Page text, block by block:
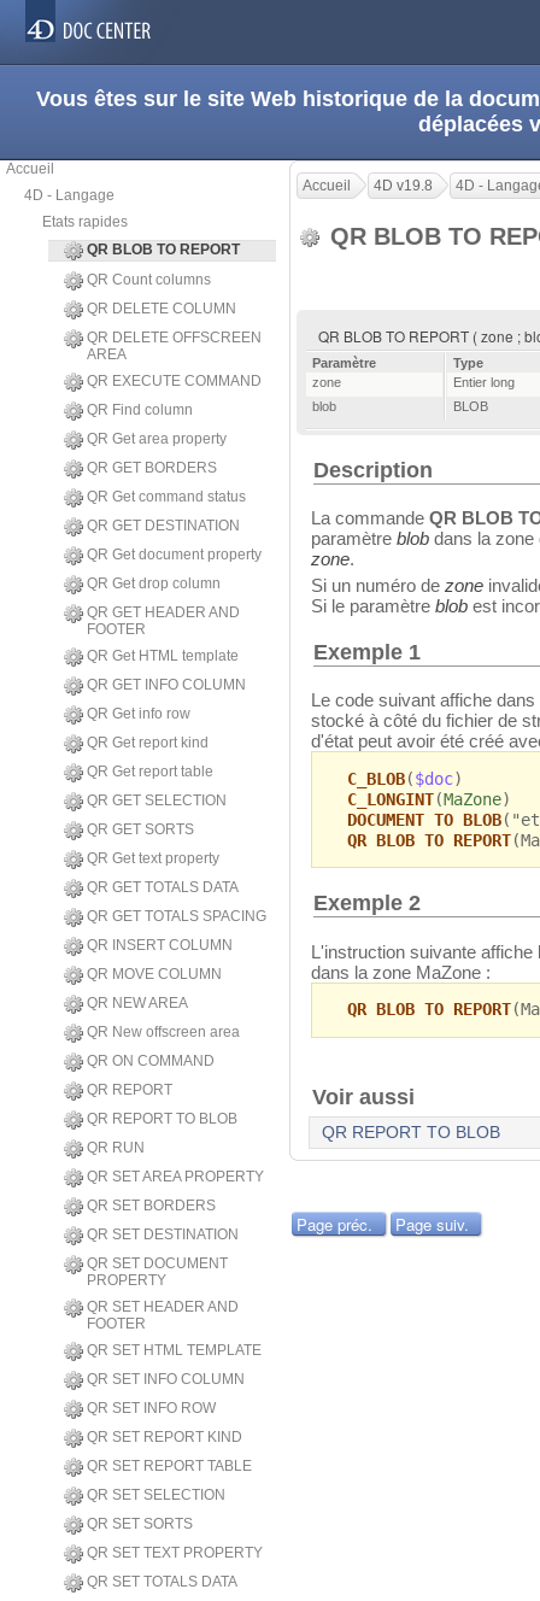
Vous êtes sur le site Web historique de la
déplacées
Accueil
4D - Langage
Etats rapides
QR BLOB TO REPORT
QR Count columns
QR DELETE COLUMN
QR DELETE OFFSCREEN
AREA
QR EXECUTE COMMAND
QR Find column
QR Get area property
QR GET BORDERS
QR Get command status
QR GET DESTINATION
QR Get document property
QR Get drop column
QR GET HEADER AND
FOOTER
QR Get HTML template
QR GET INFO COLUMN
QR Get info row
QR Get report kind
QR Get report table
QR GET SELECTION
QR GET SORTS
QR Get text property
QR GET TOTALS DATA
QR GET TOTALS SPACING
QR INSERT COLUMN
QR MOVE COLUMN
QR NEW AREA
QR New offscreen area
QR ON COMMAND
QR REPORT
QR REPORT TO BLOB
QR RUN
QR SET AREA PROPERTY
QR SET BORDERS
QR SET DESTINATION
QR SET DOCUMENT
PROPERTY
QR SET HEADER AND
FOOTER
QR SET HTML TEMPLATE
QR SET INFO COLUMN
QR SET INFO ROW
QR SET REPORT KIND
QR SET REPORT TABLE
QR SET SELECTION
QR SET SORTS
QR SET TEXT PROPERTY
QR SET TOTALS DATA
Accueil 4D v19.8 4D -
QR BLOB TO
QR BLOB TO REPORT ( zone ;
Paramètre
Type
zone
Entier long
blob
BLOB
Description
La commande QR BLOB
paramètre blob dans la zone
zone.
Si un numéro de zone
Si le paramètre blob est
Exemple 1
Le code suivant affiche dans
stocké à côté du fichier de
d'état peut avoir été créé
C_BLOB($doc)
C_LONGINT(MaZone)
DOCUMENT TO BLOB
QR BLOB TO REPORT
Exemple 2
L'instruction suivante
dans la zone MaZone :
QR BLOB TO REPORT
Voir aussi
QR REPORT TO BLOB
Page préc. Page suiv.